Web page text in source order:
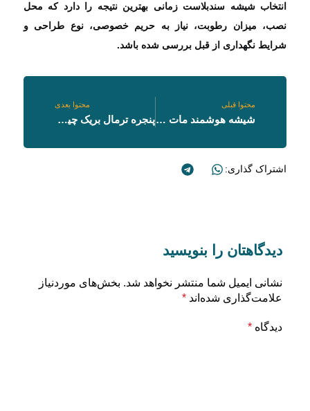
انتخاب شیشه سندبلاست زمانی بهترین نتیجه را دارد که محل
نصب، میزان رطوبت، نیاز به حریم خصوصی، نوع طراحی و
شرایط نگهداری از قبل بررسی شده باشد.
محتوا قبلی
شیشه هوشمند مات‌ شونده چیست؟
محتوا بعدی
پنجره ترمال بریک چیست؟ + مزایا و معایب
اشتراک گذاری:
دیدگاهتان را بنویسید
نشانی ایمیل شما منتشر نخواهد شد. بخش‌های موردنیاز
علامت‌گذاری شده‌اند *
دیدگاه *